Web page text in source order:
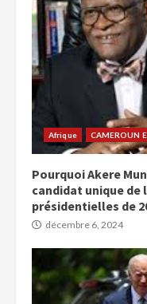
Afrique CAMEROUN
Pourquoi Akere
candidat unique de
présidentielles de
décembre 6, 2024